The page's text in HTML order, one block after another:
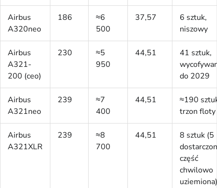
Airbus
A320neo
186
≈6
500
37,57
6 sztuk,
niszowy
Airbus
A321-
200 (ceo)
230
≈5
950
44,51
41 sztuk,
do 2029
Airbus
A321neo
239
≈7
400
44,51
≈190
trzon floty
Airbus
A321XLR
239
≈8
700
44,51
8 sztuk (5
część
chwilowo
uziemiona)